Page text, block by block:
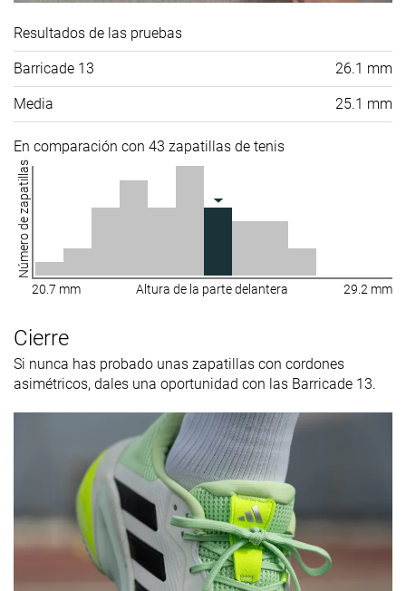
Resultados de las pruebas
Barricade 13 26.1 mm
Media 25.1 mm
En comparación con 43 zapatillas de tenis
Número de zapatillas
20.7 mm Altura de la parte delantera 29.2 mm
Cierre
Si nunca has probado unas zapatillas con cordones
asimétricos, dales una oportunidad con las Barricade 13.